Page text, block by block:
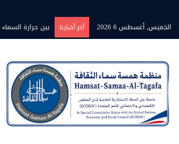
الخميس, أغسطس 6 2026
آخر أخبارنا برنامج” قلوب